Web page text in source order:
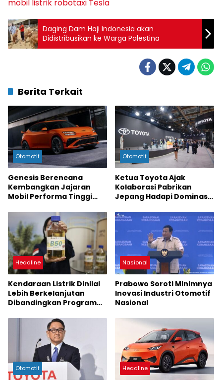
mobil listrik robotaxi Tesla
Daging Dam Haji Indonesia akan
Didistribusikan ke Warga Palestina
Berita Terkait
Otomotif
Genesis Berencana
Kembangkan Jajaran
Mobil Performa Tinggi
Premium
Otomotif
Ketua Toyota Ajak
Kolaborasi Pabrikan
Jepang Hadapi Dominasi
Headline
Kendaraan Listrik Dinilai
Lebih Berkelanjutan
Dibandingkan Program
Nasional
Prabowo Soroti Minimnya
Inovasi Industri Otomotif
Nasional
Otomotif Headline